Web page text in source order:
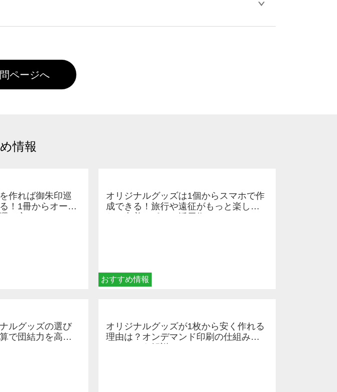
います。※2 濃色は淡色に比べ処理剤が目立ちやすく、1回の水洗いで
プロードをお願い致します。
ページへ
情報
作れば御朱印巡
！1冊からオーダ
おすすめ情報
オリジナルグッズは1個からスマホで作
成できる！旅行や遠征がもっと楽しく
ルグッズの選び
で団結力を高め
オリジナルグッズが1枚から安く作れる
理由は？オンデマンド印刷の仕組みと